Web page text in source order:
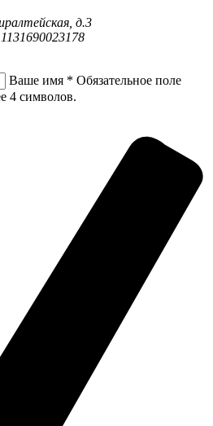
д.3
Ваше имя * Обязательное поле
4 символов.